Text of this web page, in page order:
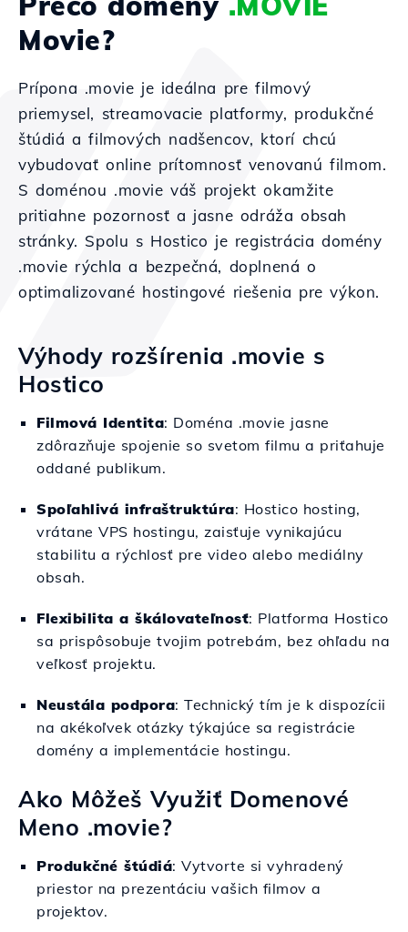
Movie?
Prípona .movie je ideálna pre filmový
priemysel, streamovacie platformy, produkčné
štúdiá a filmových nadšencov, ktorí chcú
vybudovať online prítomnosť venovanú filmom.
S doménou .movie váš projekt okamžite
pritiahne pozornosť a jasne odráža obsah
stránky. Spolu s Hostico je registrácia domény
.movie rýchla a bezpečná, doplnená o
optimalizované hostingové riešenia pre výkon.
Výhody rozšírenia .movie s
Hostico
Filmová Identita: Doména .movie jasne
zdôrazňuje spojenie so svetom filmu a priťahuje
oddané publikum.
Spoľahlivá infraštruktúra: Hostico hosting,
vrátane VPS hostingu, zaisťuje vynikajúcu
stabilitu a rýchlosť pre video alebo mediálny
obsah.
Flexibilita a škálovateľnosť: Platforma Hostico
sa prispôsobuje tvojim potrebám, bez ohľadu na
veľkosť projektu.
Neustála podpora: Technický tím je k dispozícii
na akékoľvek otázky týkajúce sa registrácie
domény a implementácie hostingu.
Ako Môžeš Využiť Domenové
Meno .movie?
Produkčné štúdiá: Vytvorte si vyhradený
priestor na prezentáciu vašich filmov a
projektov.